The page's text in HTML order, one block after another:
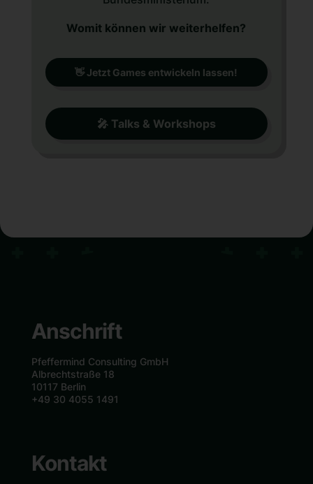
Womit können wir weiterhelfen?
👋 Jetzt Games entwickeln lassen!
🎤 Talks & Workshops
Anschrift
Pfeffermind Consulting GmbH
Albrechtstraße 18
10117 Berlin
+49 30 4055 1491
Kontakt